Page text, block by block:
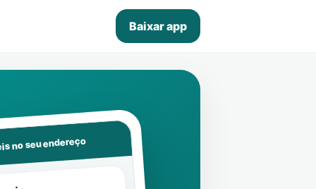
Baixar app
no seu endereço